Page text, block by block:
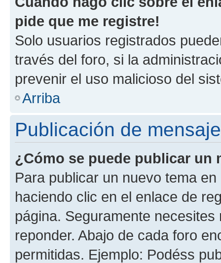
pide que me registre!
Solo usuarios registrados
través del foro, si la
prevenir el uso malicioso del
Arriba
Publicación de
¿Cómo se puede publicar un
Para publicar un nuevo tema
haciendo clic en el enlace de
página. Seguramente
reponder. Abajo de cada foro
permitidas. Ejemplo: Podéss